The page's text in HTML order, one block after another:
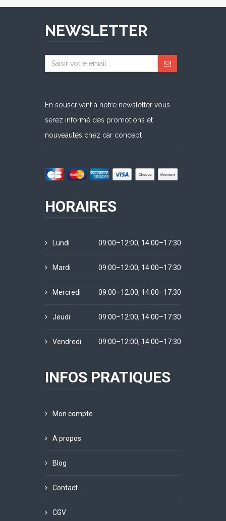
NEWSLETTER
En souscrivant à notre newsletter vous
serez informé des promotions et
nouveautés chez car concept
HORAIRES
Lundi 09:00–12:00, 14:00–17:30
Mardi 09:00–12:00, 14:00–17:30
Mercredi 09:00–12:00, 14:00–17:30
Jeudi 09:00–12:00, 14:00–17:30
Vendredi 09:00–12:00, 14:00–17:30
INFOS PRATIQUES
Mon compte
A propos
Blog
Contact
CGV